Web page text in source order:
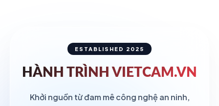
ESTABLISHED 2025
HÀNH TRÌNH VIETCAM.VN
Khởi nguồn từ đam mê công nghệ an ninh,